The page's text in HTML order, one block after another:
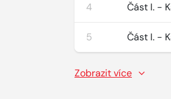
4 Část I. -
5 Část I. -
Zobrazit více